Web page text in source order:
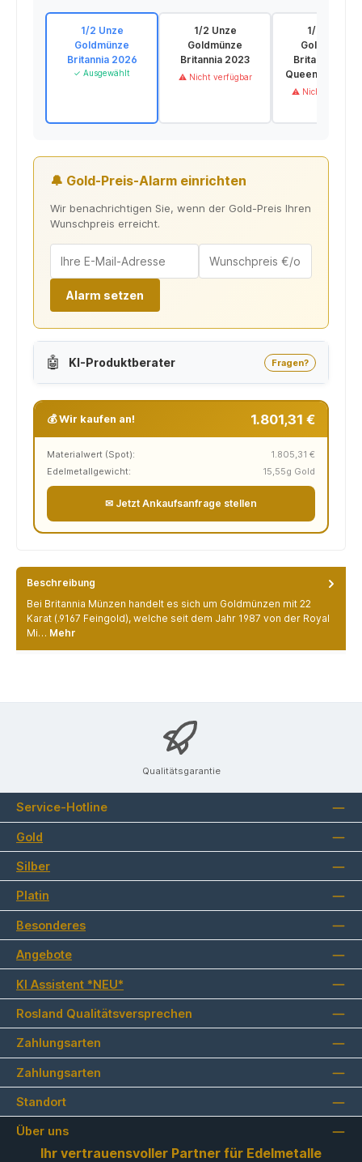
1/2 Unze
Goldmünze
Britannia 2026
✓ Ausgewählt
1/2 Unze
Goldmünze
Britannia 2023
⚠ Nicht verfügbar
1/2 Unze
Goldmünze
Britannia 2023
Queen
⚠ Nicht
🔔 Gold-Preis-Alarm einrichten
Wir benachrichtigen Sie, wenn der Gold-Preis Ihren
Wunschpreis erreicht.
Alarm setzen
🤖 KI-Produktberater Fragen?
💰 Wir kaufen an! 1.801,31 €
Materialwert (Spot):
1.805,31 €
Edelmetallgewicht:
15,55g Gold
✉ Jetzt Ankaufsanfrage stellen
Beschreibung
Bei Britannia Münzen handelt es sich um Goldmünzen mit 22
Karat (.9167 Feingold), welche seit dem Jahr 1987 von der Royal
Mi… Mehr
Qualitätsgarantie
Service-Hotline
Gold
Silber
Platin
Besonderes
Angebote
KI Assistent *NEU*
Rosland Qualitätsversprechen
Zahlungsarten
Zahlungsarten
Standort
Über uns
Ihr vertrauensvoller Partner für Edelmetalle